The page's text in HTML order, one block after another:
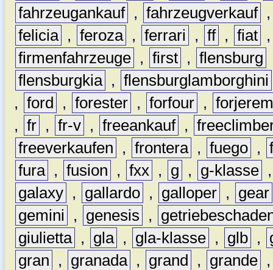
fahrzeugankauf , fahrzeugverkauf
felicia , feroza , ferrari , ff , fiat
firmenfahrzeuge , first , flensburg
flensburgkia , flensburglamborghini
, ford , forester , forfour ,
, fr , fr-v , freeankauf ,
freeverkaufen
, frontera , fuego ,
fura , fusion , fxx , g , g-klasse
galaxy , gallardo , galloper ,
gear
gemini
, genesis ,
giulietta , gla , gla-klasse , glb ,
gran
, granada , grand , grande